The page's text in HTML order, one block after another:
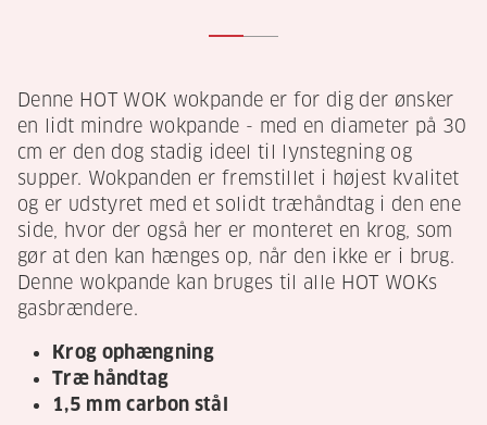
Denne HOT WOK wokpande er for dig der ønsker
en lidt mindre wokpande - med en diameter på 30
cm er den dog stadig ideel til lynstegning og
supper. Wokpanden er fremstillet i højest kvalitet
og er udstyret med et solidt træhåndtag i den ene
side, hvor der også her er monteret en krog, som
gør at den kan hænges op, når den ikke er i brug.
Denne wokpande kan bruges til alle HOT WOKs
gasbrændere.
Krog ophængning
Træ håndtag
1,5 mm carbon stål